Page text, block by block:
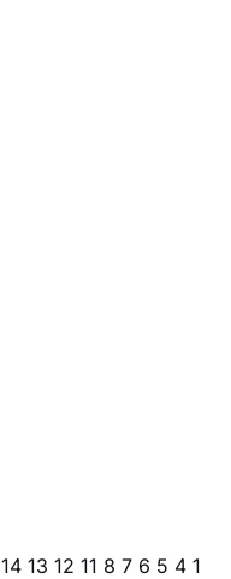
14 13 12 11 8 7 6 5 4 1